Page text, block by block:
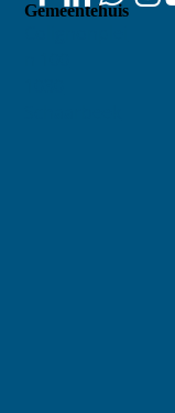
Gemeentehuis